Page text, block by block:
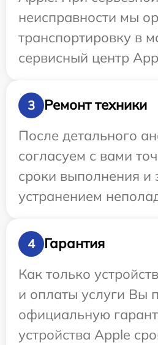
неисправности мы
транспортировку в
сервисный центр
3
Ремонт техники
После детального
согласуем с вами
сроки выполнения и
устранением
4
Гарантия
Как только
и оплаты услуги Вы
официальную
устройства Apple